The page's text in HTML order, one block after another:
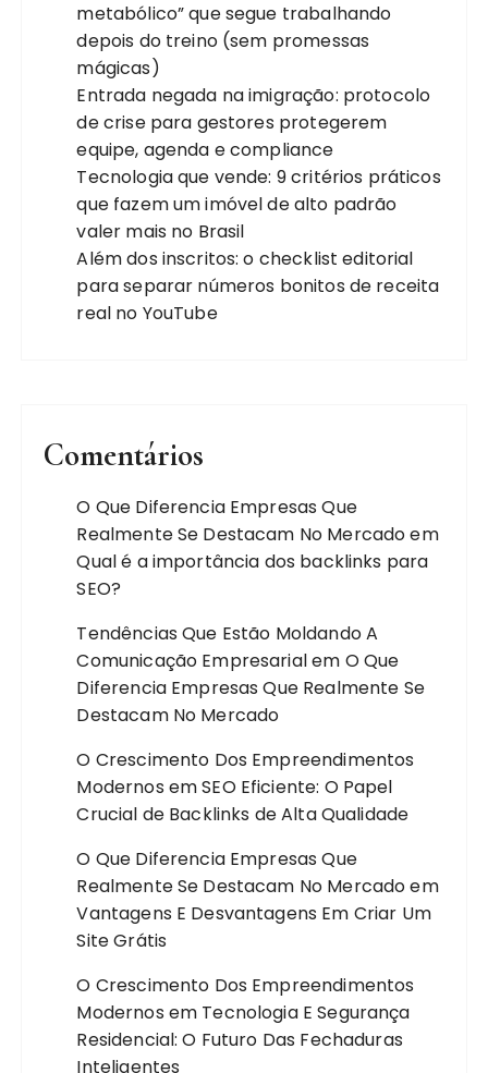
metabólico” que segue trabalhando
depois do treino (sem promessas
mágicas)
Entrada negada na imigração: protocolo
de crise para gestores protegerem
equipe, agenda e compliance
Tecnologia que vende: 9 critérios práticos
que fazem um imóvel de alto padrão
valer mais no Brasil
Além dos inscritos: o checklist editorial
para separar números bonitos de receita
real no YouTube
Comentários
O Que Diferencia Empresas Que
Realmente Se Destacam No Mercadoem
Qual é a importância dos backlinks para
SEO?
Tendências Que Estão Moldando A
Comunicação Empresarialem O Que
Diferencia Empresas Que Realmente Se
Destacam No Mercado
O Crescimento Dos Empreendimentos
Modernos emSEO Eficiente: O Papel
Crucial de Backlinks de Alta Qualidade
O Que Diferencia Empresas Que
Realmente Se Destacam No Mercadoem
Vantagens E Desvantagens Em Criar Um
Site Grátis
O Crescimento Dos Empreendimentos
Modernos em Tecnologia E Segurança
Residencial: O Futuro Das Fechaduras
Inteligentes